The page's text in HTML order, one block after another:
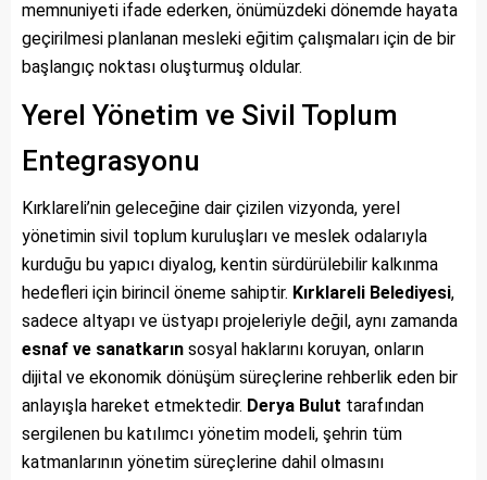
memnuniyeti ifade ederken, önümüzdeki dönemde hayata
geçirilmesi planlanan mesleki eğitim çalışmaları için de bir
başlangıç noktası oluşturmuş oldular.
Yerel Yönetim ve Sivil Toplum
Entegrasyonu
Kırklareli’nin geleceğine dair çizilen vizyonda, yerel
yönetimin sivil toplum kuruluşları ve meslek odalarıyla
kurduğu bu yapıcı diyalog, kentin sürdürülebilir kalkınma
hedefleri için birincil öneme sahiptir. Kırklareli Belediyesi,
sadece altyapı ve üstyapı projeleriyle değil, aynı zamanda
esnaf ve sanatkarın sosyal haklarını koruyan, onların
dijital ve ekonomik dönüşüm süreçlerine rehberlik eden bir
anlayışla hareket etmektedir. Derya Bulut tarafından
sergilenen bu katılımcı yönetim modeli, şehrin tüm
katmanlarının yönetim süreçlerine dahil olmasını